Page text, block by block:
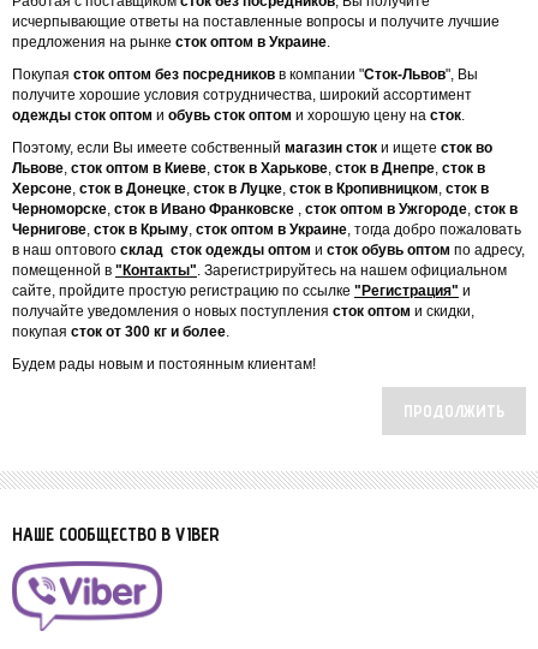
исчерпывающие ответы на поставленные вопросы и получите лучшие
предложения на рынке сток оптом в Украине.
Покупая сток оптом без посредников в компании "Сток-Львов", Вы
получите хорошие условия сотрудничества, широкий ассортимент
одежды сток оптом и обувь сток оптом и хорошую цену на сток.
Поэтому, если Вы имеете собственный магазин сток и ищете сток во
Львове, сток оптом в Киеве, сток в Харькове, сток в Днепре, сток в
Херсоне, сток в Донецке, сток в Луцке, сток в Кропивницком, сток в
Черноморске, сток в Ивано Франковске , сток оптом в Ужгороде, сток в
Чернигове, сток в Крыму, сток оптом в Украине, тогда добро пожаловать
в наш оптового склад сток одежды оптом и сток обувь оптом по адресу,
помещенной в "Контакты". Зарегистрируйтесь на нашем официальном
сайте, пройдите простую регистрацию по ссылке "Регистрация" и
получайте уведомления о новых поступления сток оптом и скидки,
покупая сток от 300 кг и более.
Будем рады новым и постоянным клиентам!
ПРОДОЛЖИТЬ
НАШЕ СООБЩЕСТВО В VIBER